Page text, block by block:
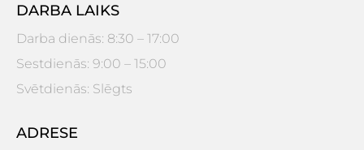
DARBA LAIKS
Darba dienās: 8:30 – 17:00
Sestdienās: 9:00 – 15:00
Svētdienās: Slēgts
ADRESE